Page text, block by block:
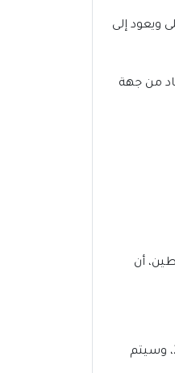
ويعود إلى
من جهة
فلسطين، أن
في غضون أسابيع قليلة، سنشهد مباركة شهر رمضان المبارك 2024-1445،من المحتمل أن يوافق عيد الفطر 2024 فى فلسطين يوم 10 أبريل المقبل 2024، وسيتم